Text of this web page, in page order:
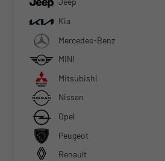
Kia
Mercedes-Benz
MINI
Mitsubishi
Nissan
Opel
Peugeot
Renault